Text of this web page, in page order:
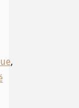
,